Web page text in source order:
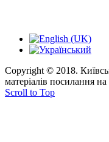
Copyright © 2018.
матеріалів посилання
Scroll to Top